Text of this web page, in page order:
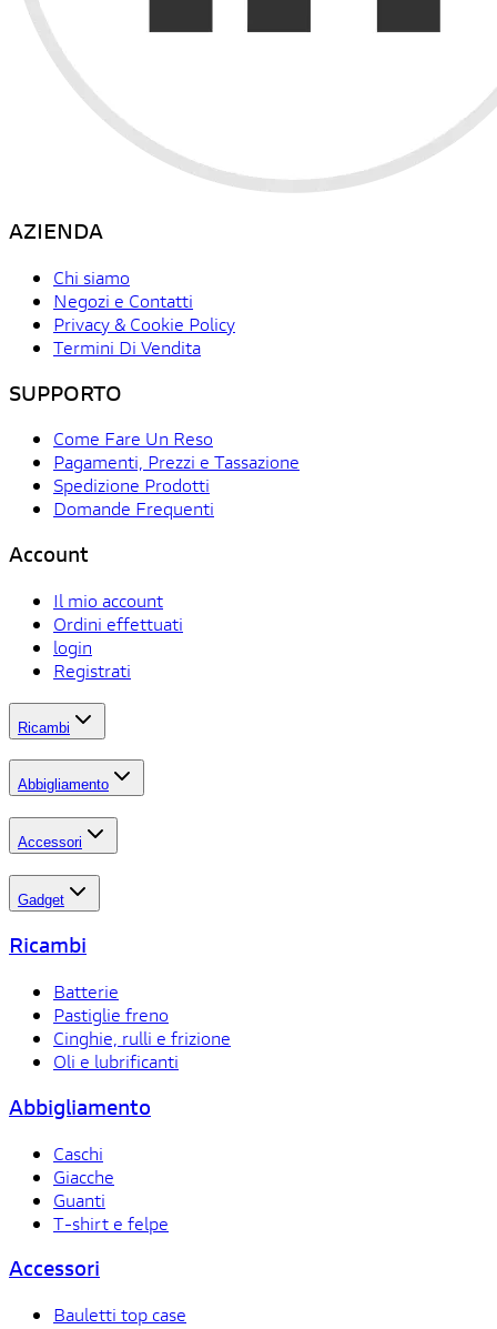
AZIENDA
Chi siamo
Negozi e Contatti
Privacy & Cookie Policy
Termini Di Vendita
SUPPORTO
Come Fare Un Reso
Pagamenti, Prezzi e Tassazione
Spedizione Prodotti
Domande Frequenti
Account
Il mio account
Ordini effettuati
login
Registrati
Ricambi
Abbigliamento
Accessori
Gadget
Ricambi
Batterie
Pastiglie freno
Cinghie, rulli e frizione
Oli e lubrificanti
Abbigliamento
Caschi
Giacche
Guanti
T-shirt e felpe
Accessori
Bauletti top case